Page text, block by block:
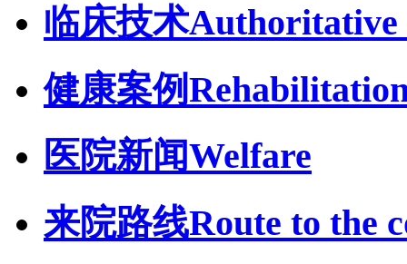
临床技术Authoritative
健康案例
医院新闻Welfare
来院路线Route to the